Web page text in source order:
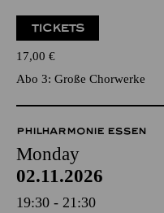
TICKETS
17,00 €
Abo 3: Große Chorwerke
PHILHARMONIE ESSEN
Monday
02.11.2026
19:30 - 21:30